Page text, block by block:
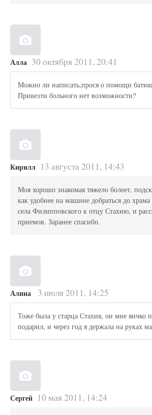
Алла 30 октября 2011, 20:41
Можно ли написать,прося о помощи
Привезти больного нет возможности?
Кирилл 13 августа 2011, 14:43
Моя хорошо знакомая тяжело болеет,
как удобнее на машине добраться до
села Филипповского к отцу Стахию, и
приемов. Заранее спасибо.
Алина 3 июля 2011, 14:25
Тоже была у старца Стахия, он мне яичко
подарил, и через год я держала на руках
Сергей 10 мая 2011, 14:24